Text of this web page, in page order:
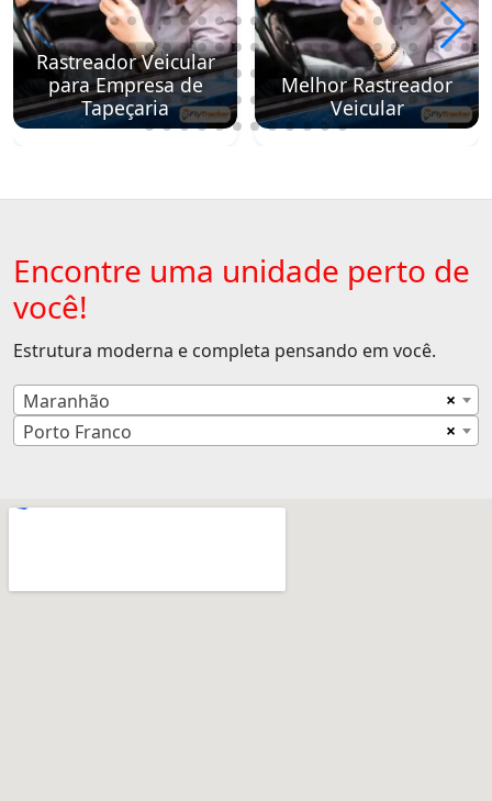
Rastreador Veicular
para Empresa de
Tapeçaria
Melhor Rastreador
Veicular
Encontre uma unidade perto de
você!
Estrutura moderna e completa pensando em você.
×
Maranhão
×
Porto Franco